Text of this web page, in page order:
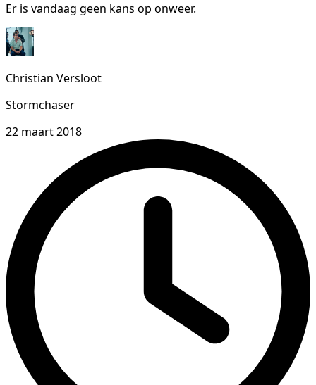
Er is vandaag geen kans op onweer.
Christian Versloot
Stormchaser
22 maart 2018